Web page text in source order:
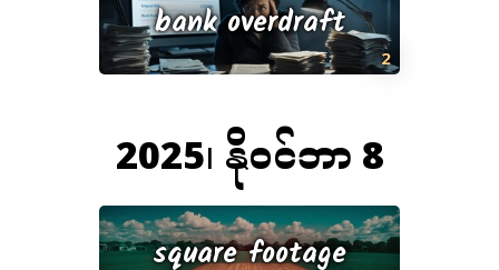
2
bank overdraft
2025၊ နိုဝင်ဘာ 8
square footage